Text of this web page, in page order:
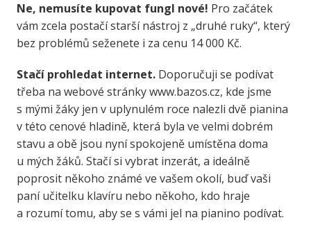
Ne, nemusíte kupovat fungl nové! Pro začátek
vám zcela postačí starší nástroj z „druhé ruky“, který
bez problémů seženete i za cenu 14 000 Kč.
Stačí prohledat internet.Doporučuji se podívat
třeba na webové stránky www.bazos.cz, kde jsme
s mými žáky jen v uplynulém roce nalezli dvě pianina
v této cenové hladině, která byla ve velmi dobrém
stavu a obě jsou nyní spokojeně umístěna doma
u mých žáků. Stačí si vybrat inzerát, a ideálně
poprosit někoho známé ve vašem okolí, buď vaši
paní učitelku klavíru nebo někoho, kdo hraje
a rozumí tomu, aby se s vámi jel na pianino podívat.